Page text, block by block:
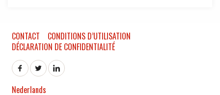
CONTACT
CONDITIONS D’UTILISATION
DÉCLARATION DE CONFIDENTIALITÉ
Nederlands